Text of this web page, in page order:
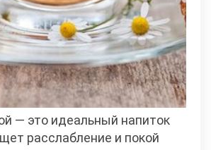
— это идеальный напиток
расслабление и покой